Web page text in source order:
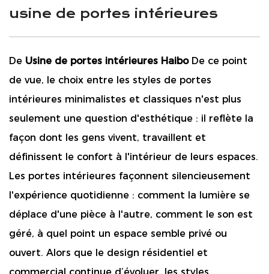
usine de portes intérieures
De Usine de portes intérieures Haibo De ce point
de vue, le choix entre les styles de portes
intérieures minimalistes et classiques n'est plus
seulement une question d'esthétique : il reflète la
façon dont les gens vivent, travaillent et
définissent le confort à l'intérieur de leurs espaces.
Les portes intérieures façonnent silencieusement
l'expérience quotidienne : comment la lumière se
déplace d'une pièce à l'autre, comment le son est
géré, à quel point un espace semble privé ou
ouvert. Alors que le design résidentiel et